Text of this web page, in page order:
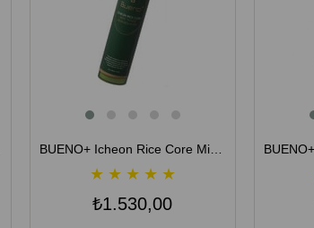
BUENO+ Icheon Rice Core Mist Toner Skin-Booster Canlandırıcı Cilt Toniği 105 mL
★ ★ ★ ★ ★
₺1.530,00